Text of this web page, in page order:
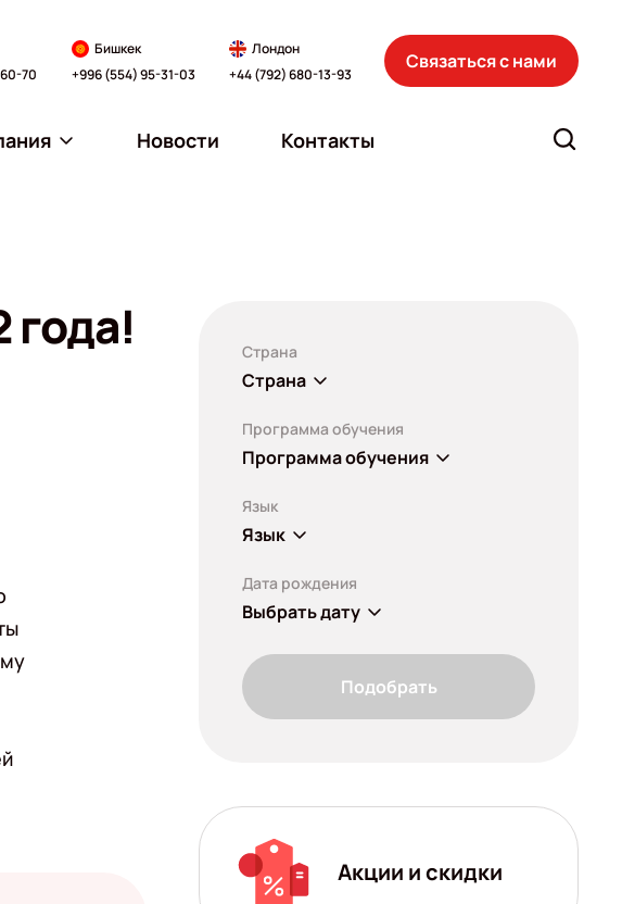
70
Бишкек
+996 (554) 95-31-03
Лондон
+44 (792) 680-13-93
Связаться с нами
Новости Контакты
года! Страна
Страна
Программа обучения
Программа обучения
Язык
Язык
Дата рождения
Выбрать дату
Подобрать
Акции и скидки